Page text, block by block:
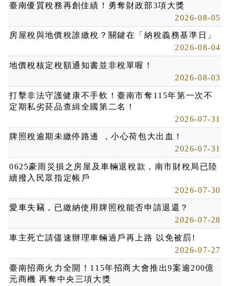
臺南優質稅務再創佳績！勇奪財政部3項大獎
2026-08-05
房屋稅與地價稅誰繳稅？關鍵在「納稅義務基準日」
2026-08-04
地價稅核定稅額通知書並非稅單喔！
2026-08-03
打擊非法守護健康不手軟！臺南市奪115年第一次不
定期私劣菸品查緝全國第二名！
2026-07-31
牌照稅逾期未繳停路邊 ，小心荷包大出血！
2026-07-31
0625豪雨災損之房屋及車輛退稅款，南市財稅局已陸
續撥入民眾指定帳戶
2026-07-30
愛車失竊，已繳納使用牌照稅能否申請退還？
2026-07-28
車主死亡請儘速辦理車輛過戶再上路 以免被罰!
2026-07-27
臺南招商火力全開！115年招商大會推出9案逾200億
元商機 再奪中央三項大獎